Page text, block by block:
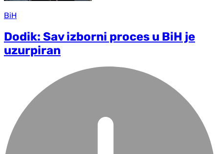
BiH
Dodik: Sav izborni proces u BiH je
uzurpiran